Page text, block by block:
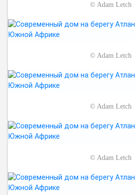
© Adam Letch
© Adam Letch
© Adam Letch
© Adam Letch